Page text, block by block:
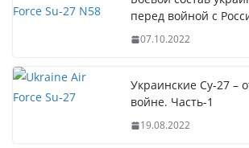
перед войной с
07.10.2022
Украинские Су-27 –
войне. Часть-1
19.08.2022